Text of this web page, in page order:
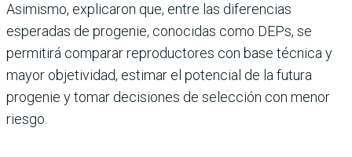
Asimismo, explicaron que, entre las diferencias
esperadas de progenie, conocidas como DEPs, se
permitirá comparar reproductores con base técnica y
mayor objetividad, estimar el potencial de la futura
progenie y tomar decisiones de selección con menor
riesgo.